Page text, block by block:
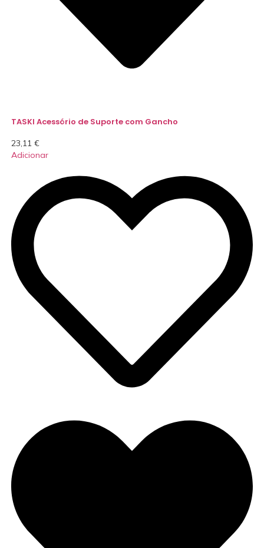
TASKI Acessório de Suporte com Gancho
23,11 €
Adicionar